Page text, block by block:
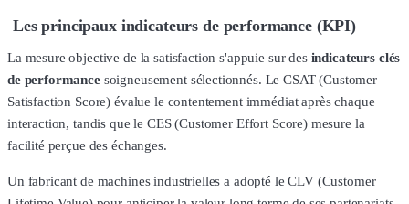
Les principaux indicateurs de performance (KPI)
La mesure objective de la satisfaction s'appuie sur des indicateurs clés
de performancesoigneusement sélectionnés. Le CSAT (Customer
Satisfaction Score) évalue le contentement immédiat après chaque
interaction, tandis que le CES (Customer Effort Score) mesure la
facilité perçue des échanges.
Un fabricant de machines industrielles a adopté le CLV (Customer